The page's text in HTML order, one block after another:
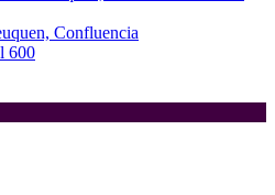
Confluencia
600